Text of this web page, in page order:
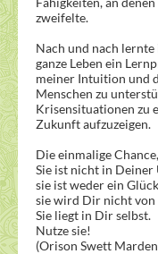
zweifelte.
Nach und nach
ganze Leben ein
meiner Intuition und
Menschen zu
Krisensituationen zu
Zukunft aufzuzeigen.
Die einmalige
Sie ist nicht in Deiner
sie ist weder ein
sie wird Dir nicht von
Sie liegt in Dir selbst.
Nutze sie!
(Orison Swett